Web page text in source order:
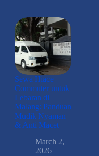
Sewa Hiace
Commuter untuk
Lebaran di
Malang: Panduan
Mudik Nyaman
& Anti Macet
March 2,
2026